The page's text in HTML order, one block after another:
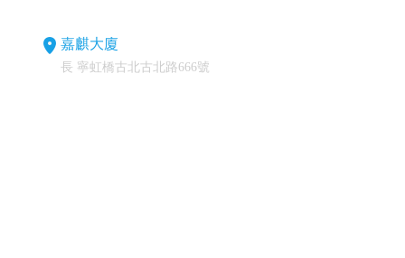
嘉麒大廈
長 寧虹橋古北古北路666號